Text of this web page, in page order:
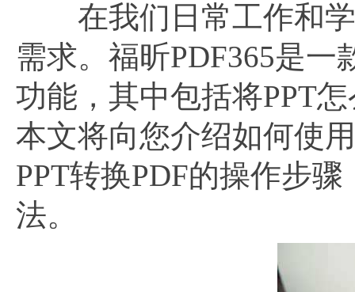
在我们日常工作和学
需求。福昕PDF365是
功能，其中包括将PPT
本文将向您介绍如何使
PPT转换PDF的操作步
法。